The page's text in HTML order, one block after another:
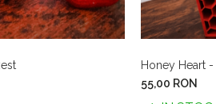
Honey Heart
55,00 RON